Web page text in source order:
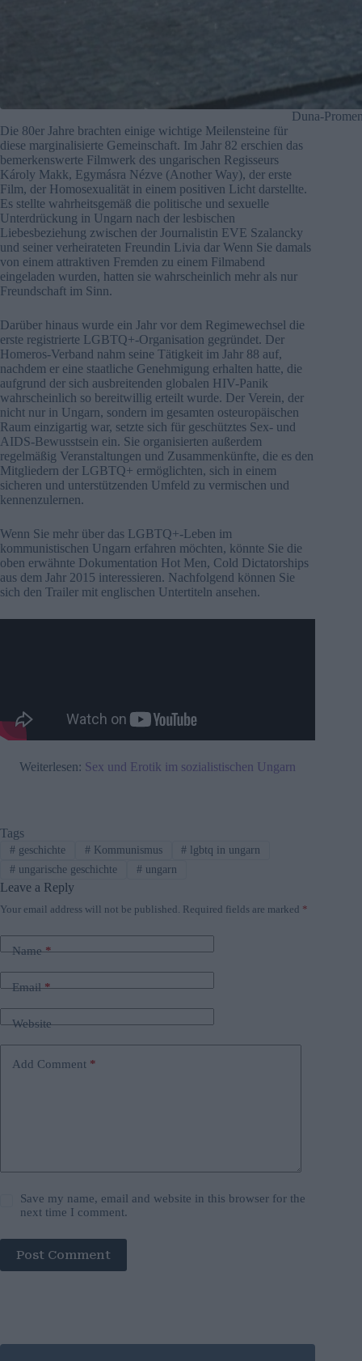
Duna-
Die 80er Jahre brachten einige wichtige Meilensteine für
diese marginalisierte Gemeinschaft. Im Jahr 82 erschien das
bemerkenswerte Filmwerk des ungarischen Regisseurs
Károly Makk, Egymásra Nézve (Another Way), der erste
Film, der Homosexualität in einem positiven Licht darstellte.
Es stellte wahrheitsgemäß die politische und sexuelle
Unterdrückung in Ungarn nach der lesbischen
Liebesbeziehung zwischen der Journalistin EVE Szalancky
und seiner verheirateten Freundin Livia dar Wenn Sie damals
von einem attraktiven Fremden zu einem Filmabend
eingeladen wurden, hatten sie wahrscheinlich mehr als nur
Freundschaft im Sinn.
Darüber hinaus wurde ein Jahr vor dem Regimewechsel die
erste registrierte LGBTQ+-Organisation gegründet. Der
Homeros-Verband nahm seine Tätigkeit im Jahr 88 auf,
nachdem er eine staatliche Genehmigung erhalten hatte, die
aufgrund der sich ausbreitenden globalen HIV-Panik
wahrscheinlich so bereitwillig erteilt wurde. Der Verein, der
nicht nur in Ungarn, sondern im gesamten osteuropäischen
Raum einzigartig war, setzte sich für geschütztes Sex- und
AIDS-Bewusstsein ein. Sie organisierten außerdem
regelmäßig Veranstaltungen und Zusammenkünfte, die es den
Mitgliedern der LGBTQ+ ermöglichten, sich in einem
sicheren und unterstützenden Umfeld zu vermischen und
kennenzulernen.
Wenn Sie mehr über das LGBTQ+-Leben im
kommunistischen Ungarn erfahren möchten, könnte Sie die
oben erwähnte Dokumentation Hot Men, Cold Dictatorships
aus dem Jahr 2015 interessieren. Nachfolgend können Sie
sich den Trailer mit englischen Untertiteln ansehen.
Weiterlesen: Sex und Erotik im sozialistischen Ungarn
Tags
#geschichte #Kommunismus # lgbtq in ungarn
#ungarische geschichte #ungarn
Leave a Reply
Your email address will not be published. Required fields are marked *
Name*
Email*
Website
Add Comment *
Save my name, email and website in this browser for the
next time I comment.
Post Comment